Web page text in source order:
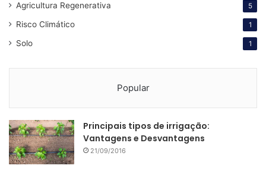
Agricultura Regenerativa 5
Risco Climático 1
Solo 1
Popular
Principais tipos de irrigação:
Vantagens e Desvantagens
21/09/2016